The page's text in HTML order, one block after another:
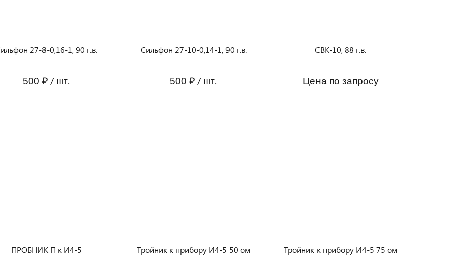
27-8-0,16-1, 90 г.в.
500 ₽ / шт.
Сильфон 27-10-0,14-1, 90 г.в.
500 ₽ / шт.
СВК-10, 88 г.в.
Цена по запросу
ПРОБНИК П к И4-5 Тройник к прибору И4-5 50 ом Тройник к прибору И4-5 75 ом